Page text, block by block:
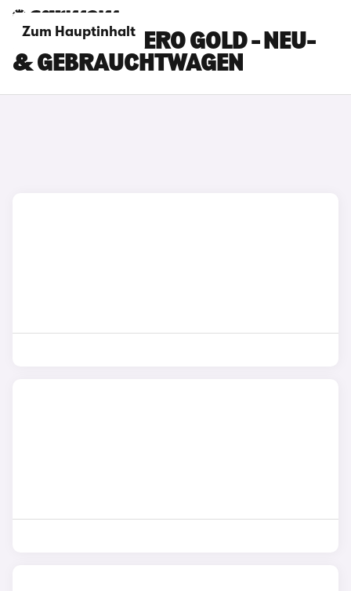
Zum Hauptinhalt
DACIA SANDERO GOLD - NEU-
& GEBRAUCHTWAGEN